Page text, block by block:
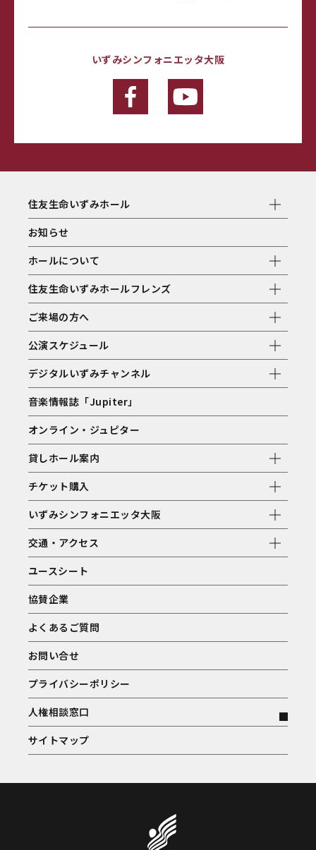
いずみシンフォニエッタ大阪
住友生命いずみホール
お知らせ
ホールについて
住友生命いずみホールフレンズ
ご来場の方へ
公演スケジュール
デジタルいずみチャンネル
音楽情報誌「Jupiter」
オンライン・ジュピター
貸しホール案内
チケット購入
いずみシンフォニエッタ大阪
交通・アクセス
ユースシート
協賛企業
よくあるご質問
お問い合せ
プライバシーポリシー
人権相談窓口
サイトマップ